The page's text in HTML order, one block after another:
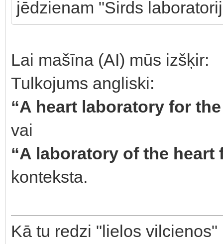
jēdzienam "Sirds
Lai mašīna (AI) mūs izšķir:
Tulkojums angliski:
“A heart laboratory for
vai
“A laboratory of the heart
konteksta.
Kā tu redzi "lielos